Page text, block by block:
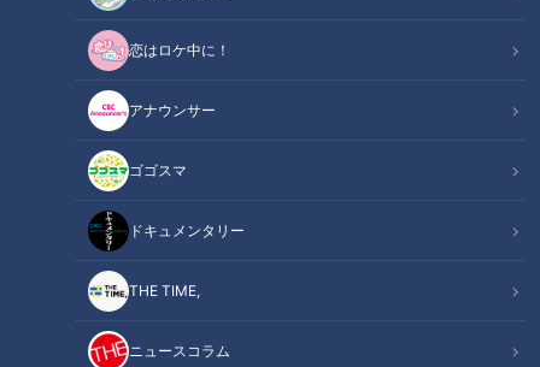
恋はロケ中に！
アナウンサー
ゴゴスマ
ドキュメンタリー
THE TIME,
ニュースコラム
この記事を見たあなたへのおすすめ